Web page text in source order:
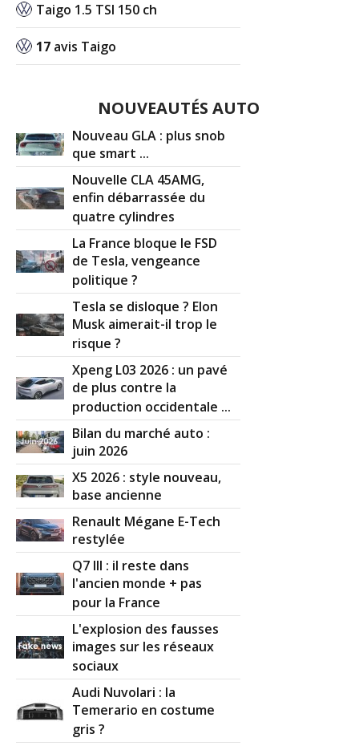
Taigo 1.5 TSI 150 ch
17 avis Taigo
NOUVEAUTÉS AUTO
Nouveau GLA : plus snob
que smart ...
Nouvelle CLA 45AMG,
enfin débarrassée du
quatre cylindres
La France bloque le FSD
de Tesla, vengeance
politique ?
Tesla se disloque ? Elon
Musk aimerait-il trop le
risque ?
Xpeng L03 2026 : un pavé
de plus contre la
production occidentale ...
Bilan du marché auto :
juin 2026
X5 2026 : style nouveau,
base ancienne
Renault Mégane E-Tech
restylée
Q7 III : il reste dans
l'ancien monde + pas
pour la France
L'explosion des fausses
images sur les réseaux
sociaux
Audi Nuvolari : la
Temerario en costume
gris ?